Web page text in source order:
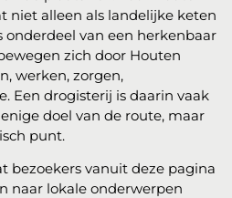
niet alleen als landelijke keten
onderdeel van een herkenbaar
zich door Houten
werken, zorgen,
Een drogisterij is daarin vaak
doel van de route, maar
punt.
bezoekers vanuit deze pagina
naar lokale onderwerpen